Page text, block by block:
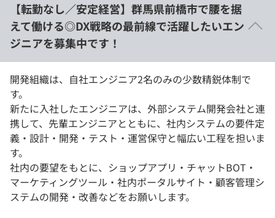
【転勤なし／安定経営】群馬県前橋市で腰を据
えて働ける◎DX戦略の最前線で活躍したいエン
ジニアを募集中です！
開発組織は、自社エンジニア2名のみの少数精鋭体制で
す。
新たに入社したエンジニアは、外部システム開発会社と連
携して、先輩エンジニアとともに、社内システムの要件定
義・設計・開発・テスト・運営保守と幅広い工程を担いま
す。
社内の要望をもとに、ショップアプリ・チャットBOT・
マーケティングツール・社内ポータルサイト・顧客管理シ
ステムの開発・改善などをお願いします。